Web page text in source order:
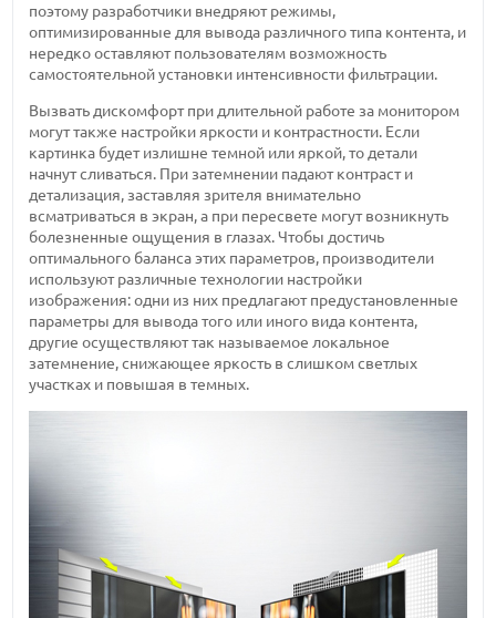
поэтому разработчики внедряют режимы,
оптимизированные для вывода различного типа контента, и
нередко оставляют пользователям возможность
самостоятельной установки интенсивности фильтрации.
Вызвать дискомфорт при длительной работе за монитором
могут также настройки яркости и контрастности. Если
картинка будет излишне темной или яркой, то детали
начнут сливаться. При затемнении падают контраст и
детализация, заставляя зрителя внимательно
всматриваться в экран, а при пересвете могут возникнуть
болезненные ощущения в глазах. Чтобы достичь
оптимального баланса этих параметров, производители
используют различные технологии настройки
изображения: одни из них предлагают предустановленные
параметры для вывода того или иного вида контента,
другие осуществляют так называемое локальное
затемнение, снижающее яркость в слишком светлых
участках и повышая в темных.